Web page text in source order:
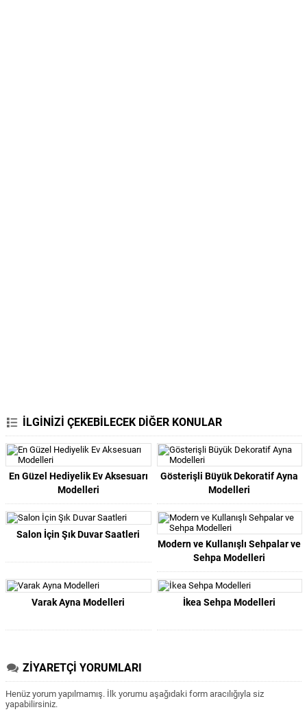
İLGİNİZİ ÇEKEBİLECEK DİĞER KONULAR
En Güzel Hediyelik Ev Aksesuarı
Modelleri
Gösterişli Büyük Dekoratif Ayna
Modelleri
Salon İçin Şık Duvar Saatleri
Modern ve Kullanışlı Sehpalar ve
Sehpa Modelleri
Varak Ayna Modelleri İkea Sehpa Modelleri
ZİYARETÇİ YORUMLARI
Henüz yorum yapılmamış. İlk yorumu aşağıdaki form aracılığıyla siz
yapabilirsiniz.